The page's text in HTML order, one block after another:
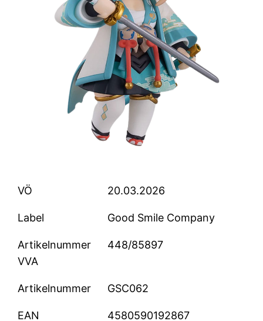
VÖ 20.03.2026
Label Good Smile Company
Artikelnummer
VVA
448/85897
Artikelnummer GSC062
EAN 4580590192867